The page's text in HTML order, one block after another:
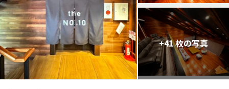
+41 枚の写真